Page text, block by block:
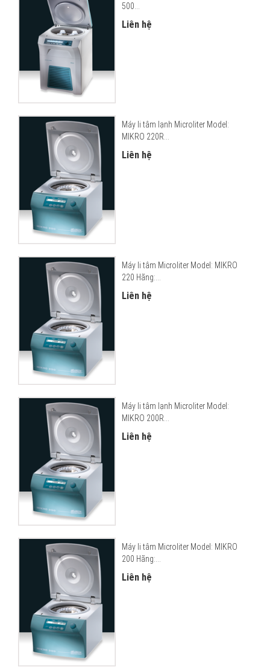
500...
Liên hệ
Máy li tâm lạnh Microliter Model:
MIKRO 220R...
Liên hệ
Máy li tâm Microliter Model: MIKRO
220 Hãng:...
Liên hệ
Máy li tâm lạnh Microliter Model:
MIKRO 200R...
Liên hệ
Máy li tâm Microliter Model: MIKRO
200 Hãng:...
Liên hệ